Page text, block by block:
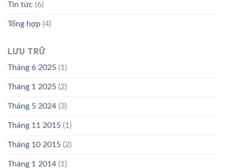
Tin tức (6)
Tổng hợp (4)
LƯU TRỮ
Tháng 6 2025 (1)
Tháng 1 2025 (2)
Tháng 5 2024 (3)
Tháng 11 2015 (1)
Tháng 10 2015 (2)
Tháng 1 2014 (1)